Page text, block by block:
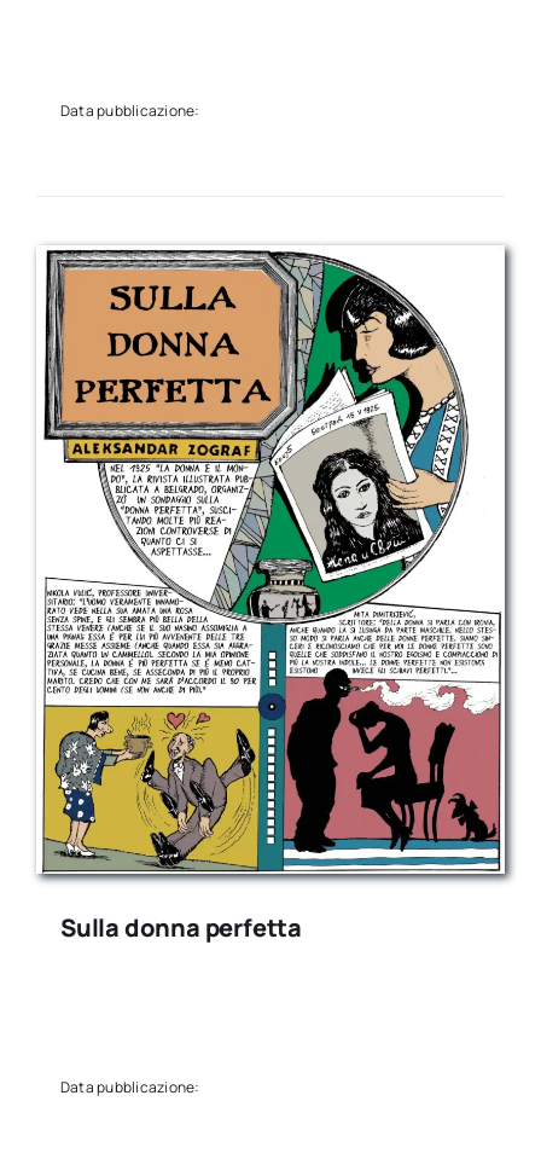
Data pubblicazione:
Sulla donna perfetta
Data pubblicazione: